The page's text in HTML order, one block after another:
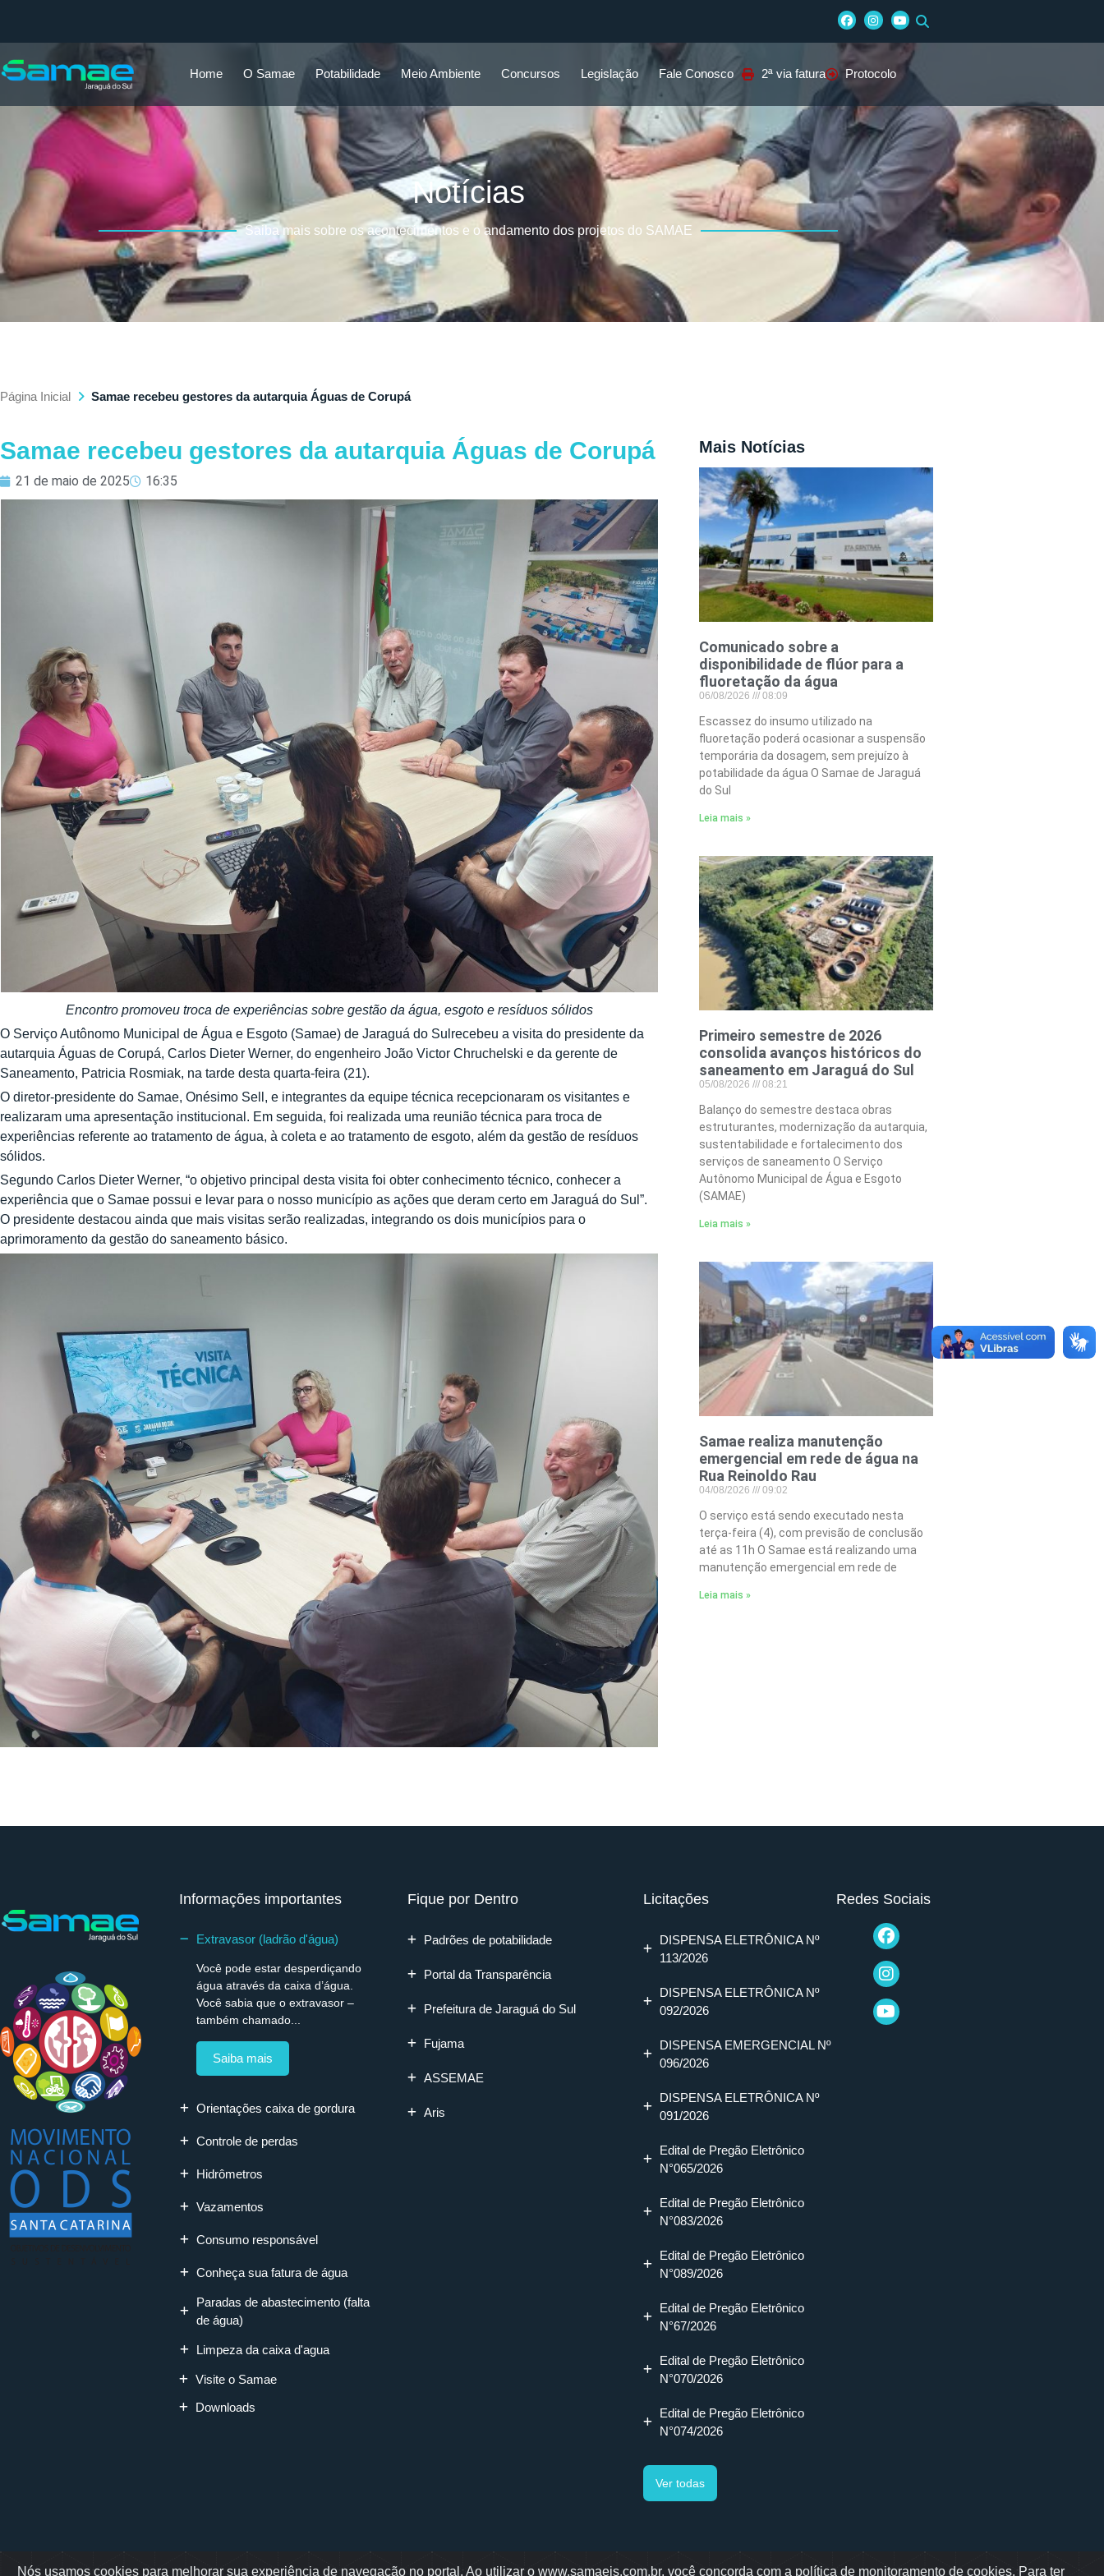
Nós usamos cookies para melhorar sua experiência de navegação no portal. Ao utilizar o www.samaejs.com.br, você concorda com a política de monitoramento de cookies. Para ter
Home O Samae Potabilidade Meio Ambiente Concursos Legislação Fale Conosco 2ª via fatura Protocolo
Notícias
Saiba mais sobre os acontecimentos e o andamento dos projetos do SAMAE
Página Inicial Samae recebeu gestores da autarquia Águas de Corupá
Samae recebeu gestores da autarquia Águas de Corupá
21 de maio de 2025 16:35
Encontro promoveu troca de experiências sobre gestão da água, esgoto e resíduos sólidos
O Serviço Autônomo Municipal de Água e Esgoto (Samae) de Jaraguá do Sulrecebeu a visita do presidente da
autarquia Águas de Corupá, Carlos Dieter Werner, do engenheiro João Victor Chruchelski e da gerente de
Saneamento, Patricia Rosmiak, na tarde desta quarta-feira (21).
O diretor-presidente do Samae, Onésimo Sell, e integrantes da equipe técnica recepcionaram os visitantes e
realizaram uma apresentação institucional. Em seguida, foi realizada uma reunião técnica para troca de
experiências referente ao tratamento de água, à coleta e ao tratamento de esgoto, além da gestão de resíduos
sólidos.
Segundo Carlos Dieter Werner, “o objetivo principal desta visita foi obter conhecimento técnico, conhecer a
experiência que o Samae possui e levar para o nosso município as ações que deram certo em Jaraguá do Sul”.
O presidente destacou ainda que mais visitas serão realizadas, integrando os dois municípios para o
aprimoramento da gestão do saneamento básico.
Mais Notícias
Comunicado sobre a
disponibilidade de flúor para a
fluoretação da água
06/08/2026 08:09
Escassez do insumo utilizado na
fluoretação poderá ocasionar a suspensão
temporária da dosagem, sem prejuízo à
potabilidade da água O Samae de Jaraguá
do Sul
Leia mais »
Primeiro semestre de 2026
consolida avanços históricos do
saneamento em Jaraguá do Sul
05/08/2026 08:21
Balanço do semestre destaca obras
estruturantes, modernização da autarquia,
sustentabilidade e fortalecimento dos
serviços de saneamento O Serviço
Autônomo Municipal de Água e Esgoto
(SAMAE)
Leia mais »
Samae realiza manutenção
emergencial em rede de água na
Rua Reinoldo Rau
04/08/2026 09:02
O serviço está sendo executado nesta
terça-feira (4), com previsão de conclusão
até as 11h O Samae está realizando uma
manutenção emergencial em rede de
Leia mais »
Informações importantes
Extravasor (ladrão d'água)
Você pode estar desperdiçando
água através da caixa d’água.
Você sabia que o extravasor –
também chamado...
Saiba mais
Orientações caixa de gordura
Controle de perdas
Hidrômetros
Vazamentos
Consumo responsável
Conheça sua fatura de água
Paradas de abastecimento (falta
de água)
Limpeza da caixa d'agua
Visite o Samae
Downloads
Fique por Dentro
Padrões de potabilidade
Portal da Transparência
Prefeitura de Jaraguá do Sul
Fujama
ASSEMAE
Aris
Licitações
DISPENSA ELETRÔNICA Nº
113/2026
DISPENSA ELETRÔNICA Nº
092/2026
DISPENSA EMERGENCIAL Nº
096/2026
DISPENSA ELETRÔNICA Nº
091/2026
Edital de Pregão Eletrônico
N°065/2026
Edital de Pregão Eletrônico
N°083/2026
Edital de Pregão Eletrônico
N°089/2026
Edital de Pregão Eletrônico
N°67/2026
Edital de Pregão Eletrônico
N°070/2026
Edital de Pregão Eletrônico
N°074/2026
Ver todas
Redes Sociais
Rua Erwino Menegotti, 478 - Bairro Água Verde - Jaraguá do Sul - SC